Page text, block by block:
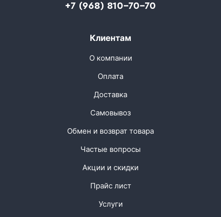
+7 (968) 810-70-70
Клиентам
О компании
Оплата
Доставка
Самовывоз
Обмен и возврат товара
Частые вопросы
Акции и скидки
Прайс лист
Услуги